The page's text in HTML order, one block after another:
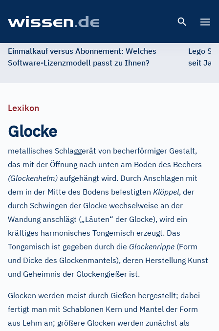
Einmalkauf versus Abonnement: Welches
Software-Lizenzmodell passt zu Ihnen?
Lego
seit
Lexikon
Glocke
metallisches Schlaggerät von becherförmiger Gestalt,
das mit der Öffnung nach unten am Boden des Bechers
(Glockenhelm) aufgehängt wird. Durch Anschlagen mit
dem in der Mitte des Bodens befestigten Klöppel, der
durch Schwingen der Glocke wechselweise an der
Wandung anschlägt („Läuten“ der Glocke), wird ein
kräftiges harmonisches Tongemisch erzeugt. Das
Tongemisch ist gegeben durch die Glockenrippe (Form
und Dicke des Glockenmantels), deren Herstellung Kunst
und Geheimnis der Glockengießer ist.
Glocken werden meist durch Gießen hergestellt; dabei
fertigt man mit Schablonen Kern und Mantel der Form
aus Lehm an; größere Glocken werden zunächst als